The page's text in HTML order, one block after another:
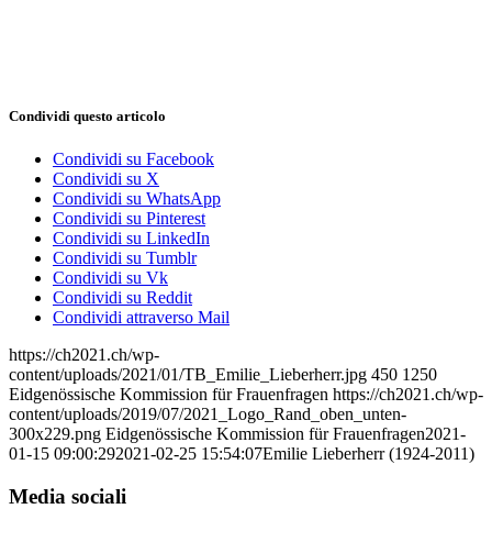
Condividi questo articolo
Condividi su Facebook
Condividi su X
Condividi su WhatsApp
Condividi su Pinterest
Condividi su LinkedIn
Condividi su Tumblr
Condividi su Vk
Condividi su Reddit
Condividi attraverso Mail
https://ch2021.ch/wp-
content/uploads/2021/01/TB_Emilie_Lieberherr.jpg 450 1250
Eidgenössische Kommission für Frauenfragen https://ch2021.ch/wp-
content/uploads/2019/07/2021_Logo_Rand_oben_unten-
300x229.png Eidgenössische Kommission für Frauenfragen2021-
01-15 09:00:292021-02-25 15:54:07Emilie Lieberherr (1924-2011)
Media sociali